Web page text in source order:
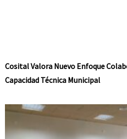
Cosital Valora Nuevo Enfoque
Capacidad Técnica Municipal